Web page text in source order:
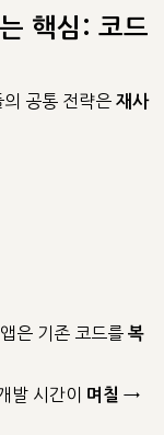
핵심: 코드
공통 전략은 재사
은 기존 코드를 복
발 시간이 며칠 →